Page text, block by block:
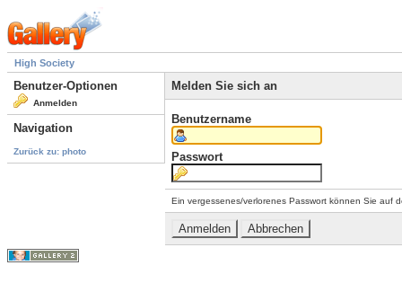
High Society
Benutzer-Optionen
Anmelden
Navigation
Zurück zu: photo
Melden Sie sich an
Benutzername
Passwort
Ein vergessenes/verlorenes Passwort können Sie auf